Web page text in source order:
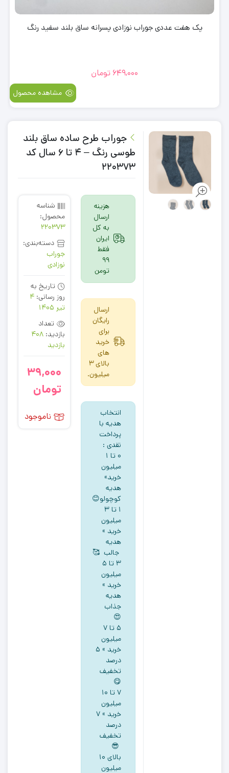
پک هفت عددی جوراب نوزادی پسرانه ساق بلند سفید رنگ
649,000 تومان
مشاهده محصول
جوراب طرح ساده ساق بلند
طوسی رنگ – 4 تا 6 سال کد
220373
هزینه
ارسال
به کل
ایران
فقط
99
تومن
ارسال
رایگان
برای
خرید
های
بالای 3
میلیون.
انتخاب
هدیه با
پرداخت
نقدی :
۰ تا ۱
میلیون
خرید»
هدیه
کوچولو😊
۱ تا ۳
میلیون
خرید »
هدیه
جالب 🥰
۳ تا ۵
میلیون
خرید »
هدیه
جذاب
😍
5 تا ۷
میلیون
خرید » ۵
درصد
تخفیف
😋
۷ تا ۱۰
میلیون
خرید » ۷
درصد
تخفیف
😎
بالای ۱۰
میلیون
شناسه
محصول:
220373
دسته‌بندی:
جوراب
نوزادی
تاریخ به
روز رسانی: 4
تیر 1405
تعداد
بازدید: 408
بازدید
39,000
تومان
ناموجود